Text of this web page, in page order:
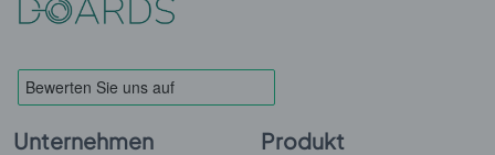
Unternehmen Produkt